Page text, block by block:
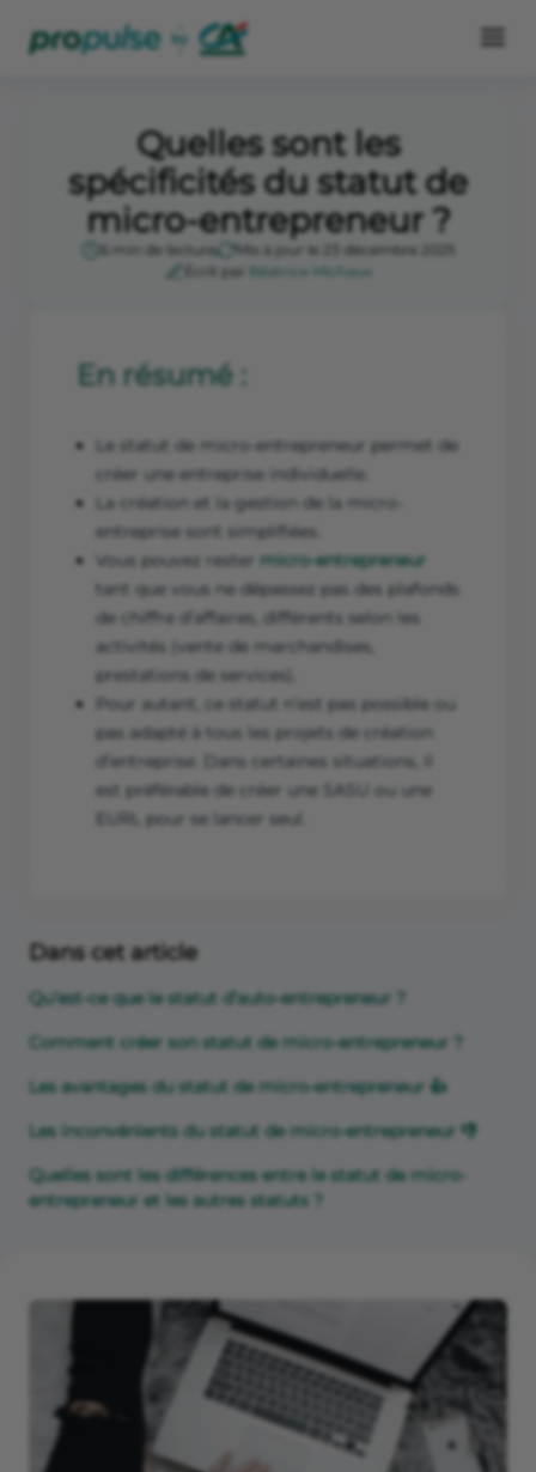
Quelles sont les
spécificités du statut de
micro-entrepreneur ?
6 min de lecture
Mis à jour le 23 décembre 2025
Écrit par
Béatrice Michaux
En résumé :
Le statut de micro-entrepreneur permet de
créer une entreprise individuelle.
La création et la gestion de la micro-
entreprise sont simplifiées.
Vous pouvez rester micro-entrepreneur
tant que vous ne dépassez pas des plafonds
de chiffre d’affaires, différents selon les
activités (vente de marchandises,
prestations de services).
Pour autant, ce statut n’est pas possible ou
pas adapté à tous les projets de création
d’entreprise. Dans certaines situations, il
est préférable de créer une SASU ou une
EURL pour se lancer seul.
Dans cet article
Qu’est-ce que le statut d’auto-entrepreneur ?
Comment créer son statut de micro-entrepreneur ?
Les avantages du statut de micro-entrepreneur 👍
Les inconvénients du statut de micro-entrepreneur 👎
Quelles sont les différences entre le statut de micro-
entrepreneur et les autres statuts ?